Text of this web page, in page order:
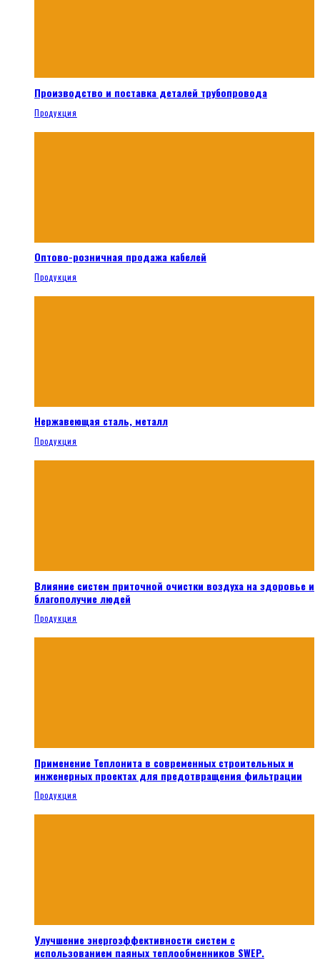
Производство и поставка деталей трубопровода
Продукция
Оптово-розничная продажа кабелей
Продукция
Нержавеющая сталь, металл
Продукция
Влияние систем приточной очистки воздуха на здоровье и
благополучие людей
Продукция
Применение Теплонита в современных строительных и
инженерных проектах для предотвращения фильтрации
Продукция
Улучшение энергоэффективности систем с
использованием паяных теплообменников SWEP.